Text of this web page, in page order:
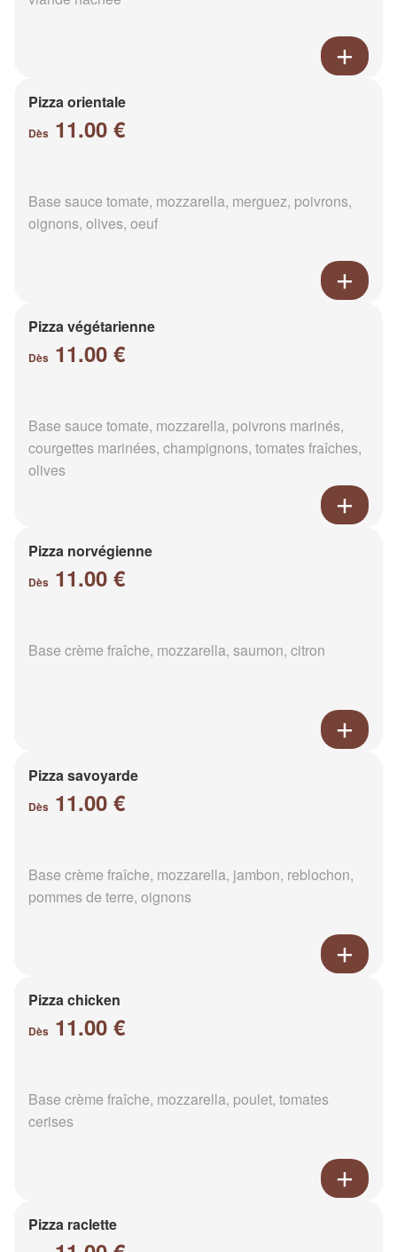
Pizza orientale
Dès 11.00 €
Base sauce tomate, mozzarella, merguez, poivrons,
oignons, olives, oeuf
Pizza végétarienne
Dès 11.00 €
Base sauce tomate, mozzarella, poivrons marinés,
courgettes marinées, champignons, tomates fraîches,
olives
Pizza norvégienne
Dès 11.00 €
Base crème fraîche, mozzarella, saumon, citron
Pizza savoyarde
Dès 11.00 €
Base crème fraîche, mozzarella, jambon, reblochon,
pommes de terre, oignons
Pizza chicken
Dès 11.00 €
Base crème fraîche, mozzarella, poulet, tomates
cerises
Pizza raclette